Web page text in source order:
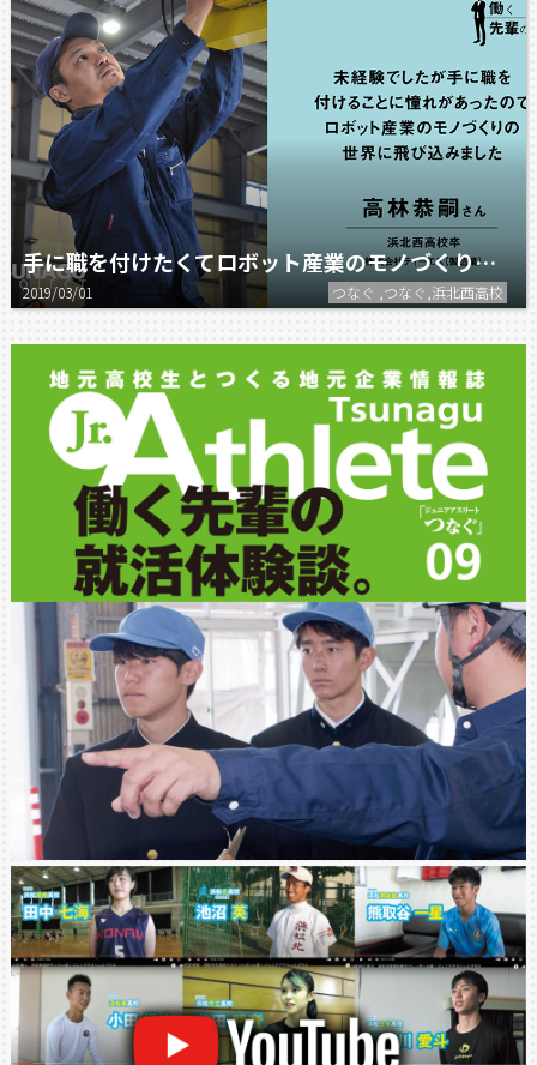
手に職を付けたくてロボット産業のモノづくりの世界に飛び込みました
2019/03/01 つなぐ ,つなぐ,浜北西高校